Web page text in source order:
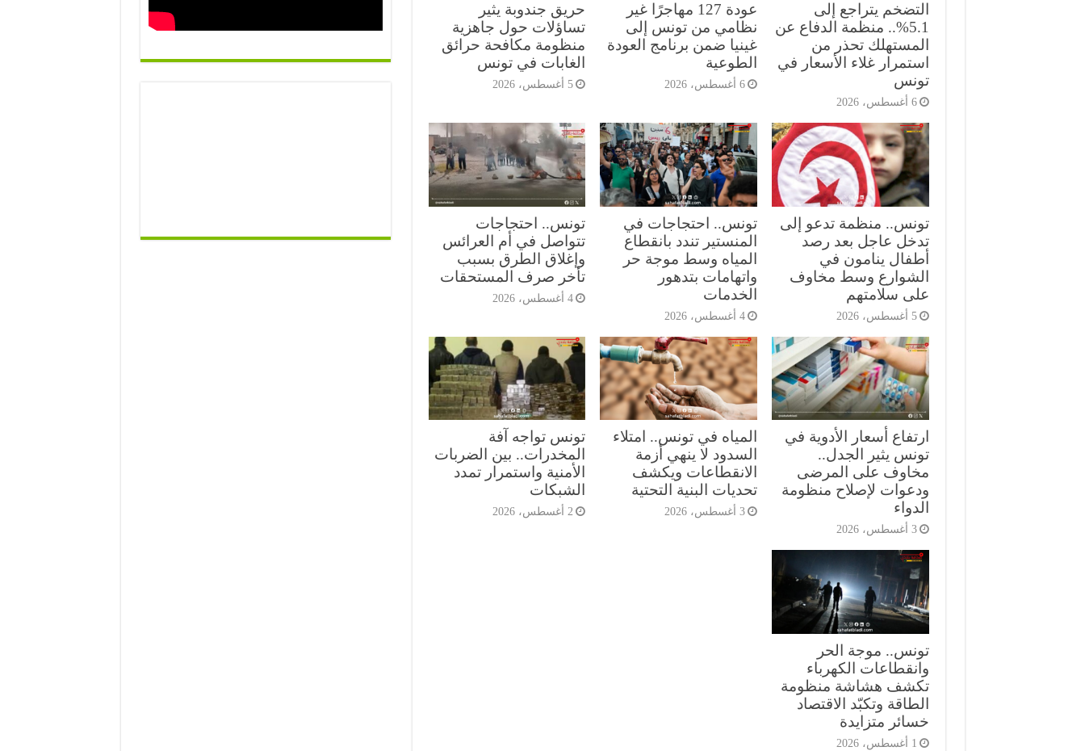
التضخم يتراجع إلى
5.1%.. منظمة الدفاع عن
المستهلك تحذر من
استمرار غلاء الأسعار في
تونس
6 أغسطس، 2026
عودة 127 مهاجرًا غير
نظامي من تونس إلى
غينيا ضمن برنامج العودة
الطوعية
6 أغسطس، 2026
حريق جندوبة يثير
تساؤلات حول جاهزية
منظومة مكافحة حرائق
الغابات في تونس
5 أغسطس، 2026
تونس.. منظمة تدعو إلى
تدخل عاجل بعد رصد
أطفال ينامون في
الشوارع وسط مخاوف
على سلامتهم
5 أغسطس، 2026
تونس.. احتجاجات في
المنستير تندد بانقطاع
المياه وسط موجة حر
واتهامات بتدهور
الخدمات
4 أغسطس، 2026
تونس.. احتجاجات
تتواصل في أم العرائس
وإغلاق الطرق بسبب
تأخر صرف المستحقات
4 أغسطس، 2026
ارتفاع أسعار الأدوية في
تونس يثير الجدل..
مخاوف على المرضى
ودعوات لإصلاح منظومة
الدواء
3 أغسطس، 2026
المياه في تونس.. امتلاء
السدود لا ينهي أزمة
الانقطاعات ويكشف
تحديات البنية التحتية
3 أغسطس، 2026
تونس تواجه آفة
المخدرات.. بين الضربات
الأمنية واستمرار تمدد
الشبكات
2 أغسطس، 2026
تونس.. موجة الحر
وانقطاعات الكهرباء
تكشف هشاشة منظومة
الطاقة وتكبّد الاقتصاد
خسائر متزايدة
1 أغسطس، 2026